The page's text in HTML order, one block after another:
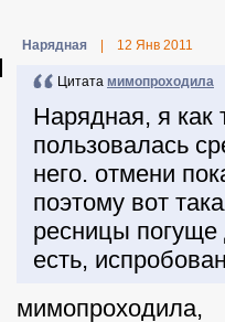
Нарядная 12 Янв 2011
Цитата мимопроходила
Нарядная, я как
пользовалась
него. отмени
поэтому вот
ресницы погуще
есть,
мимопроходила,